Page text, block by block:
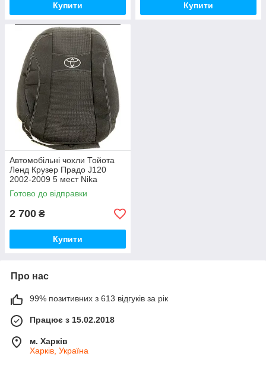
Купити Купити
Автомобільні чохли Тойота
Ленд Крузер Прадо J120
2002-2009 5 мест Nika
модельний комплект
Готово до відправки
2 700 ₴
Купити
Про нас
99% позитивних з 613 відгуків за рік
Працює з 15.02.2018
м. Харків
Харків, Україна